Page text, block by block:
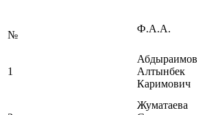
№
Ф.А.А.
1
Абдыраимов
Алтынбек
Каримович
Жуматаева